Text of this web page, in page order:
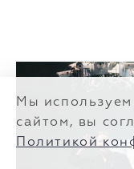
Мы
сайтом, вы
Политикой